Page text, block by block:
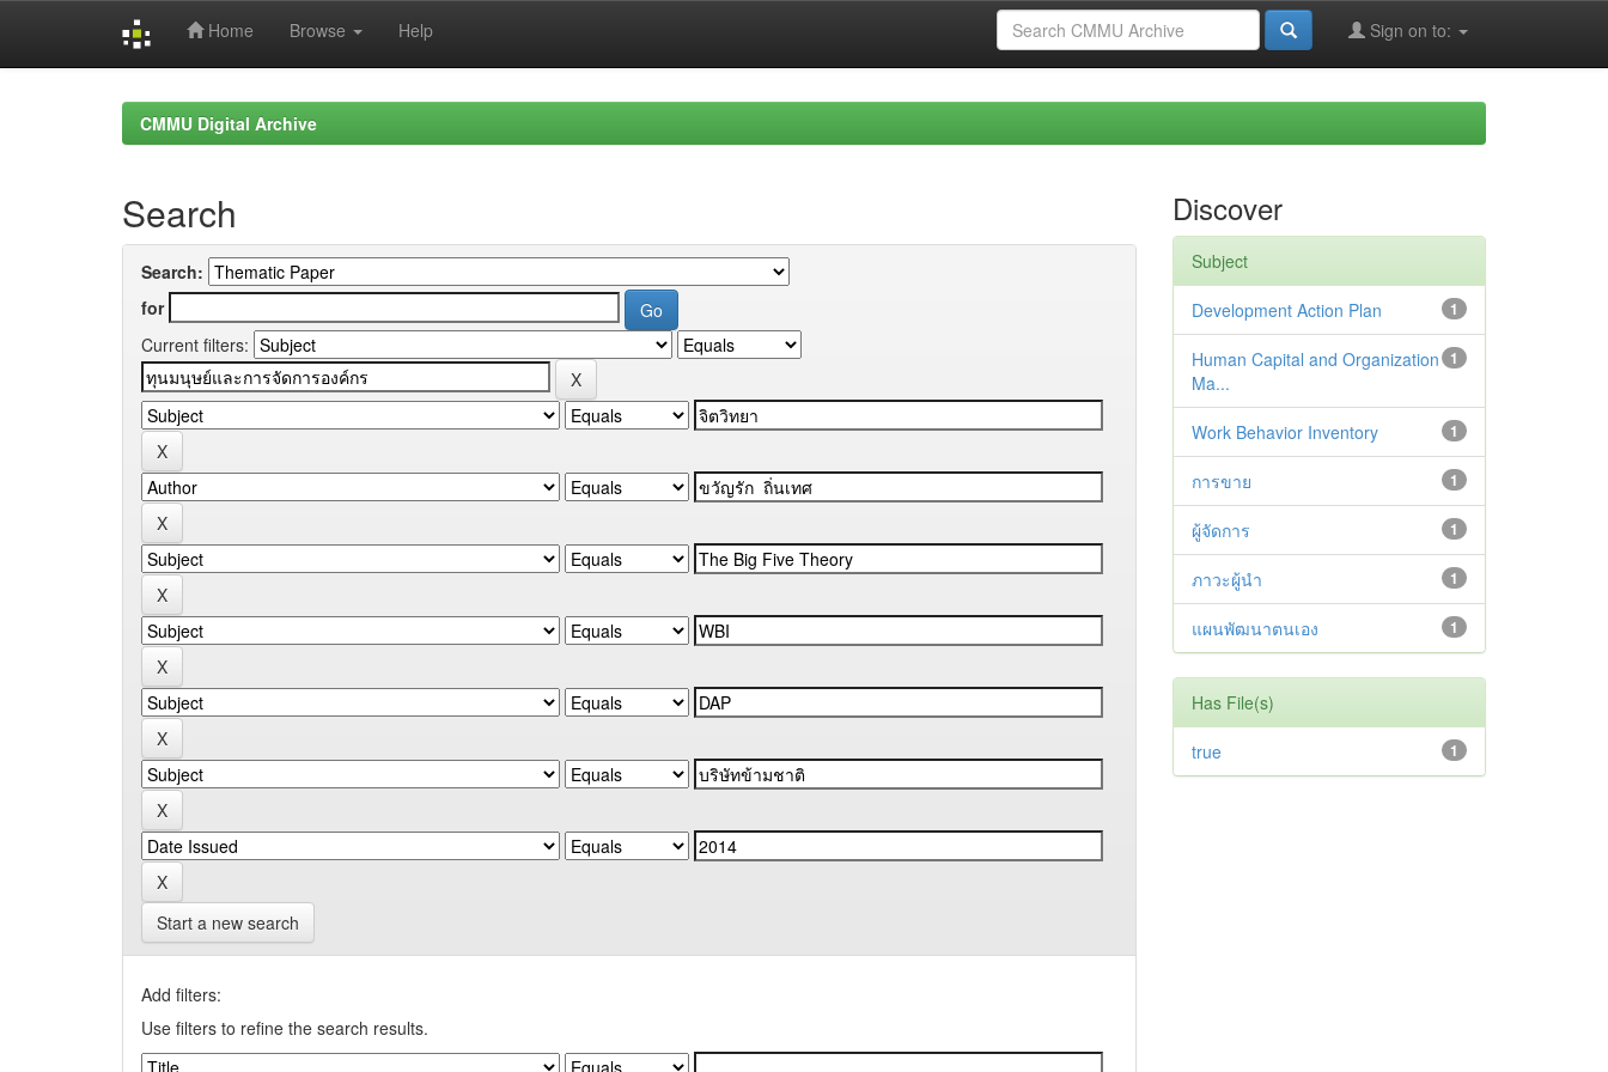
Home Browse Help Sign on to:
CMMU Digital Archive
Search
Search:
for
Current filters:
Start a new search
Add filters:
Use filters to refine the search results.
Discover
Subject
1
Development Action Plan
1
Human Capital and Organization
Ma...
1
Work Behavior Inventory
1
การขาย
1
ผู้จัดการ
1
ภาวะผู้นำ
1
แผนพัฒนาตนเอง
Has File(s)
1
true